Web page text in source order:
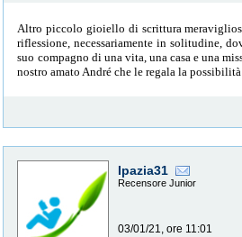
Altro piccolo gioiello di scrittura
riflessione, necessariamente in solitudine,
suo compagno di una vita, una casa e una
nostro amato André che le regala la
Ipazia31
Recensore Junior
03/01/21, ore 11:01